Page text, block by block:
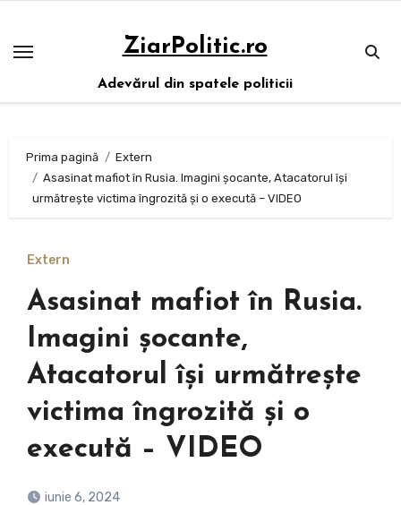
conținut
ZiarPolitic.ro
Adevărul din spatele politicii
Prima pagină
Extern
Asasinat mafiot în Rusia. Imagini șocante, Atacatorul își
următrește victima îngrozită și o execută – VIDEO
Extern
Asasinat mafiot în Rusia.
Imagini șocante,
Atacatorul își următrește
victima îngrozită și o
execută – VIDEO
iunie 6, 2024